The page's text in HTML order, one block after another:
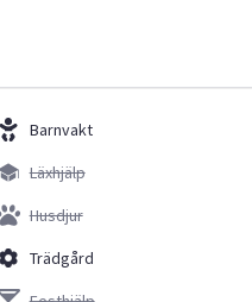
Barnvakt
Läxhjälp
Husdjur
Trädgård